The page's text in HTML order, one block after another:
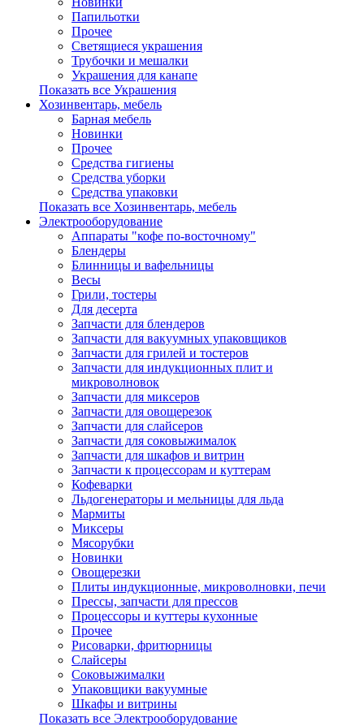
Папильотки
Прочее
Светящиеся украшения
Трубочки и мешалки
Украшения для канапе
Показать все Украшения
Хозинвентарь, мебель
Барная мебель
Новинки
Прочее
Средства гигиены
Средства уборки
Средства упаковки
Показать все Хозинвентарь, мебель
Электрооборудование
Аппараты "кофе по-восточному"
Блендеры
Блинницы и вафельницы
Весы
Грили, тостеры
Для десерта
Запчасти для блендеров
Запчасти для вакуумных упаковщиков
Запчасти для грилей и тостеров
Запчасти для индукционных плит и
микроволновок
Запчасти для миксеров
Запчасти для овощерезок
Запчасти для слайсеров
Запчасти для соковыжималок
Запчасти для шкафов и витрин
Запчасти к процессорам и куттерам
Кофеварки
Льдогенераторы и мельницы для льда
Мармиты
Миксеры
Мясорубки
Новинки
Овощерезки
Плиты индукционные, микроволновки, печи
Прессы, запчасти для прессов
Процессоры и куттеры кухонные
Прочее
Рисоварки, фритюрницы
Слайсеры
Соковыжималки
Упаковщики вакуумные
Шкафы и витрины
Показать все Электрооборудование